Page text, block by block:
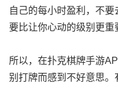
自己的每小时盈利，不
要比让你心动的级别更重
所以，在扑克棋牌手游
别打牌而感到不好意思